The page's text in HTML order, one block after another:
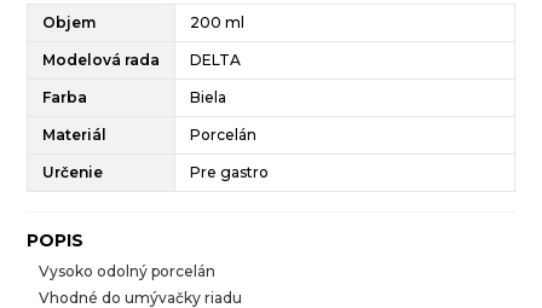
Objem 200 ml
Modelová rada DELTA
Farba Biela
Materiál Porcelán
Určenie Pre gastro
POPIS
Vysoko odolný porcelán
Vhodné do umývačky riadu